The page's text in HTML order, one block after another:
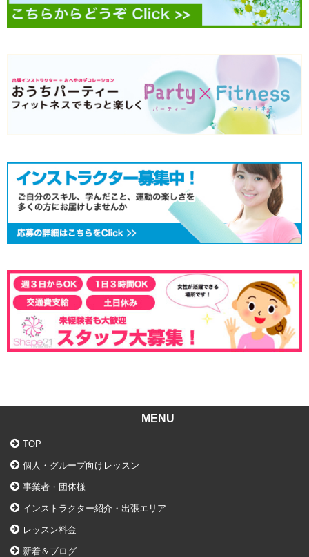
MENU
TOP
個人・グループ向けレッスン
事業者・団体様
インストラクター紹介・出張エリア
レッスン料金
新着＆ブログ